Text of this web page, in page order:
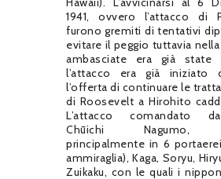
1941, ovvero l’attacco di
furono gremiti di tentativi
evitare il peggio tuttavia
ambasciate era già state
l’attacco era già iniziato
l’offerta di continuare le
di Roosevelt a Hirohito
L’attacco comandato
Chūichi Nagumo,
principalmente in 6
ammiraglia), Kaga, Soryu,
Zuikaku, con le quali i